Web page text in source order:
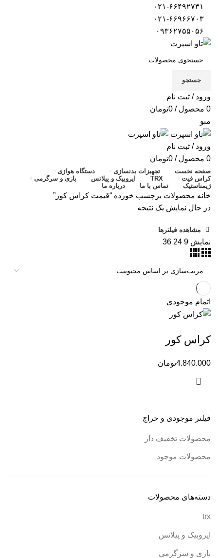
جستجو
ورود / ثبت نام
0 محصول / تومان0
منو
ورود / ثبت نام
0 محصول / تومان0
صفحه نخست تجهیزات بدنسازی
دستگاه هوازی
کراس فیت
TRX ایروبیک و پیلاتس
بازی و سرگرمی
ژیمناستیک
تماس با ما درباره ما
فیلتر موجودی و حراج
محصولات تخفیف دار
محصولات موجود
دسته‌های محصولات
trx
ایروبیک و پیلاتس
بازی و سرگرمی
خانه محصولات برچسب خورده “قیمت کراس کور”
در حال نمایش یک نتیجه
مشاهده فیلترها
نمایش 9
24
36
اتمام موجودی
کراس کور
تومان4.840.000